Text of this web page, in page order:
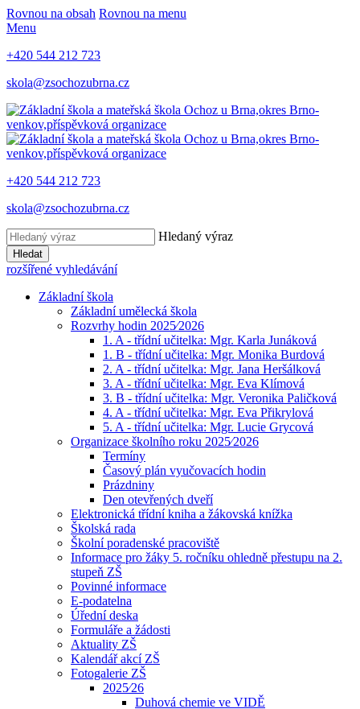
Rovnou na obsah Rovnou na menu
Menu
+420 544 212 723
skola@zsochozubrna.cz
+420 544 212 723
skola@zsochozubrna.cz
Hledaný výraz
Hledat
rozšířené vyhledávání
Základní škola
Základní umělecká škola
Rozvrhy hodin 2025⁄2026
1. A - třídní učitelka: Mgr. Karla Junáková
1. B - třídní učitelka: Mgr. Monika Burdová
2. A - třídní učitelka: Mgr. Jana Heršálková
3. A - třídní učitelka: Mgr. Eva Klímová
3. B - třídní učitelka: Mgr. Veronika Paličková
4. A - třídní učitelka: Mgr. Eva Přikrylová
5. A - třídní učitelka: Mgr. Lucie Grycová
Organizace školního roku 2025⁄2026
Termíny
Časový plán vyučovacích hodin
Prázdniny
Den otevřených dveří
Elektronická třídní kniha a žákovská knížka
Školská rada
Školní poradenské pracoviště
Informace pro žáky 5. ročníku ohledně přestupu na 2.
stupeň ZŠ
Povinné informace
E-podatelna
Úřední deska
Formuláře a žádosti
Aktuality ZŠ
Kalendář akcí ZŠ
Fotogalerie ZŠ
2025⁄26
Duhová chemie ve VIDĚ